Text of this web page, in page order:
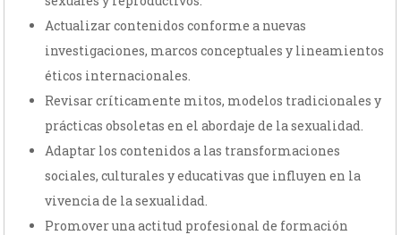
Actualizar contenidos conforme a nuevas
investigaciones, marcos conceptuales y lineamientos
éticos internacionales.
Revisar críticamente mitos, modelos tradicionales y
prácticas obsoletas en el abordaje de la sexualidad.
Adaptar los contenidos a las transformaciones
sociales, culturales y educativas que influyen en la
vivencia de la sexualidad.
Promover una actitud profesional de formación